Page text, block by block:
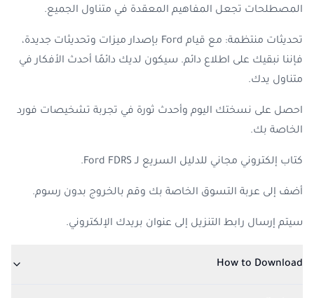
المصطلحات تجعل المفاهيم المعقدة في متناول الجميع.
تحديثات منتظمة: مع قيام Ford بإصدار ميزات وتحديثات جديدة،
فإننا نبقيك على اطلاع دائم. سيكون لديك دائمًا أحدث الأفكار في
متناول يدك.
احصل على نسختك اليوم وأحدث ثورة في تجربة تشخيصات فورد
الخاصة بك.
كتاب إلكتروني مجاني للدليل السريع لـFord FDRS.
أضف إلى عربة التسوق الخاصة بك وقم بالخروج بدون رسوم.
سيتم إرسال رابط التنزيل إلى عنوان بريدك الإلكتروني.
How to Download